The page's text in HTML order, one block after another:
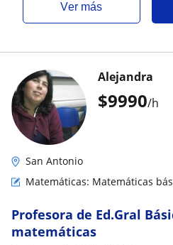
ver más
$9990/h
Alejandra
San Antonio
Matemáticas: Matemáticas
Profesora de Ed.Gral
matemáticas